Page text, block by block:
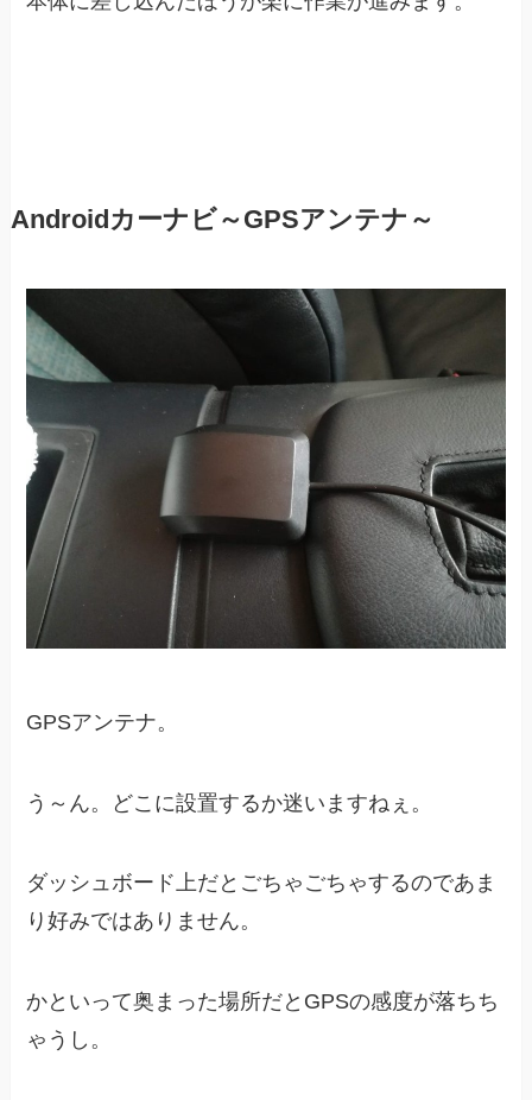
Androidカーナビ～GPSアンテナ～
GPSアンテナ。
う～ん。どこに設置するか迷いますねぇ。
ダッシュボード上だとごちゃごちゃするのであま
り好みではありません。
かといって奥まった場所だとGPSの感度が落ちち
ゃうし。